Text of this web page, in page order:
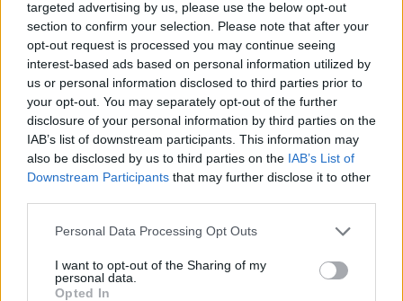
targeted advertising by us, please use the below opt-out
section to confirm your selection. Please note that after your
opt-out request is processed you may continue seeing
interest-based ads based on personal information utilized by
us or personal information disclosed to third parties prior to
your opt-out. You may separately opt-out of the further
disclosure of your personal information by third parties on the
IAB’s list of downstream participants. This information may
also be disclosed by us to third parties on the IAB’s List of
Downstream Participants that may further disclose it to other
Personal Data Processing Opt Outs
I want to opt-out of the Sharing of my
personal data.
Opted In